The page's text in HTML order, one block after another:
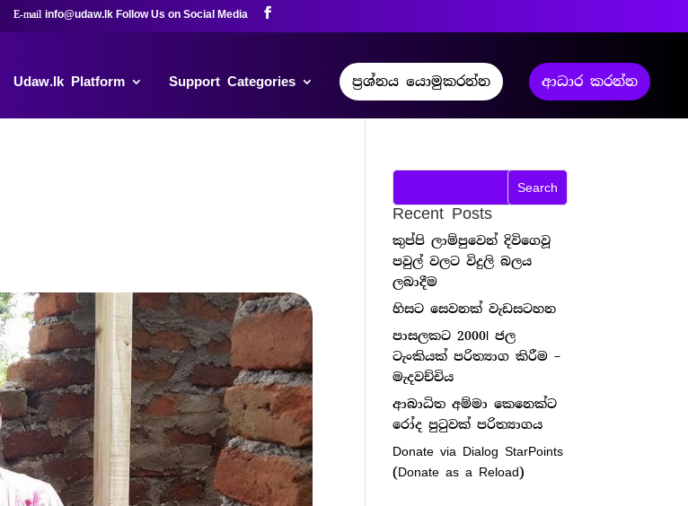
info@udaw.lk
Udaw.lk Platform Support Categories ප්‍රශ්නය යොමුකරන්න ආධාර කරන්න
Recent Posts
කුප්පි ලාම්පුවෙන් දිවිගෙවූ
පවුල් වලට විදුලි බලය
ලබාදීම
හිසට සෙවනක් වැඩසටහන
පාසලකට 2000l ජල
ටැංකියක් පරිත්‍යාග කිරීම –
මැදවච්චිය
ආබාධිත අම්මා කෙනෙක්ට
රෝද පුටුවක් පරිත්‍යාගය
Donate via Dialog StarPoints
(Donate as a Reload)